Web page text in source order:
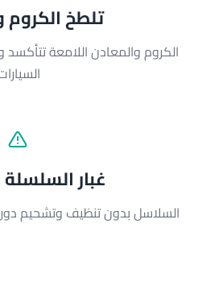
تلطخ الكروم
الكروم والمعادن اللامعة
غبار
السلاسل بدون تنظيف وتشحيم